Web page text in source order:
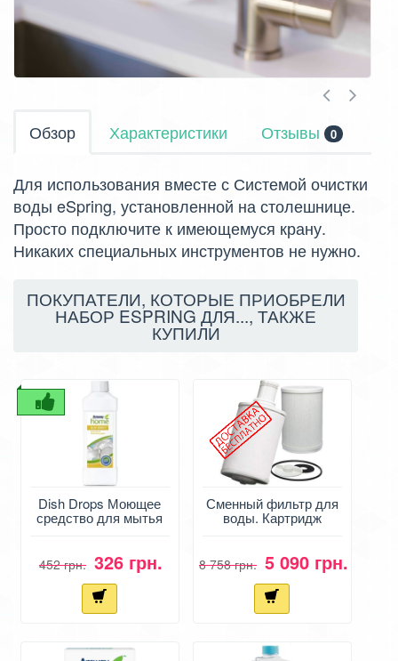
Обзор Характеристики Отзывы 0
Для использования вместе с Системой очистки
воды eSpring, установленной на столешнице.
Просто подключите к имеющемуся крану.
Никаких специальных инструментов не нужно.
ПОКУПАТЕЛИ, КОТОРЫЕ ПРИОБРЕЛИ
НАБОР ESPRING ДЛЯ..., ТАКЖЕ
КУПИЛИ
Dish Drops Моющее
средство для мытья
посуды
452 грн. 326 грн.
Сменный фильтр для
воды. Картридж
Амвей - eSpring
8 758 грн. 5 090 грн.